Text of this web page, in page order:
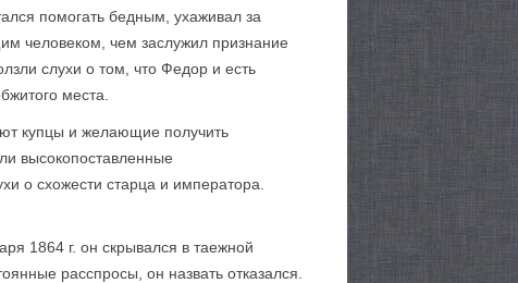
помогать бедным, ухаживал за
человеком, чем заслужил признание
слухи о том, что Федор и есть
места.
купцы и желающие получить
высокопоставленные
о схожести старца и императора.
1864 г. он скрывался в таежной
расспросы, он назвать отказался.